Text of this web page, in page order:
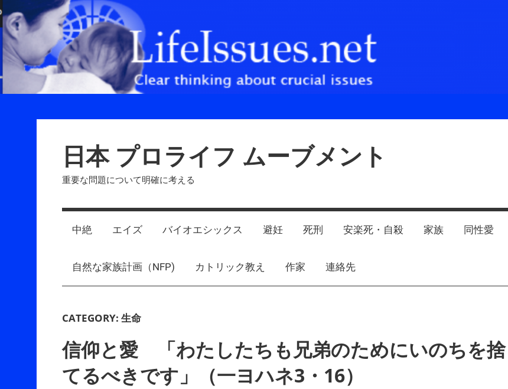
Skip
to
content
日本 プロライフ ムーブメント
重要な問題について明確に考える
中絶 エイズ バイオエシックス 避妊 死刑 安楽死・自殺 家族 同性愛
自然な家族計画（NFP) カトリック教え 作家 連絡先
CATEGORY: 生命
信仰と愛 「わたしたちも兄弟のためにいのちを捨
てるべきです」（一ヨハネ3・16）